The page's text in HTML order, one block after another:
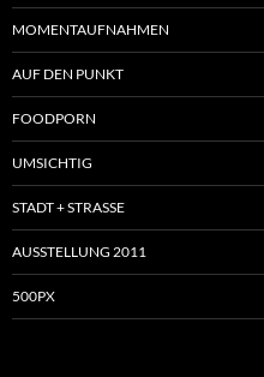
MOMENTAUFNAHMEN
AUF DEN PUNKT
FOODPORN
UMSICHTIG
STADT + STRASSE
AUSSTELLUNG 2011
500PX